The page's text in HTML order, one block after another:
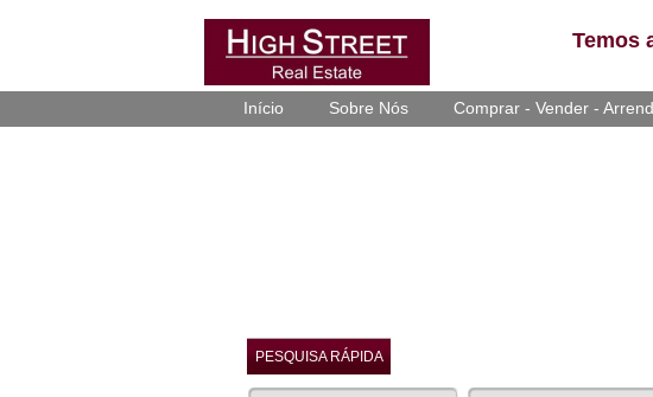
Temos
Início Sobre Nós Comprar - Vender -
PESQUISA RÁPIDA